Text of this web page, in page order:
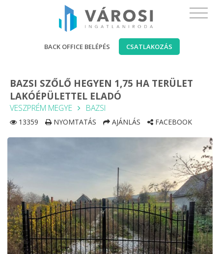
BACK OFFICE BELÉPÉS CSATLAKOZÁS
BAZSI SZŐLŐ HEGYEN 1,75 HA TERÜLET
LAKÓÉPÜLETTEL ELADÓ
VESZPRÉM MEGYE BAZSI
13359 NYOMTATÁS AJÁNLÁS FACEBOOK